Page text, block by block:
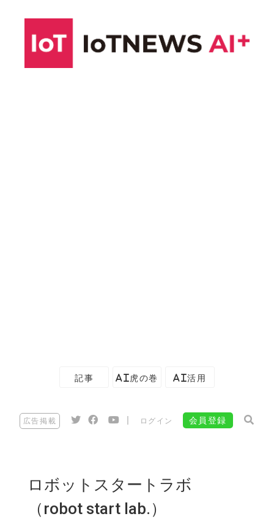
記事 AI虎の巻 AI活用
広告掲載 ログイン 会員登録
ロボットスタートラボ
（robot start lab.）